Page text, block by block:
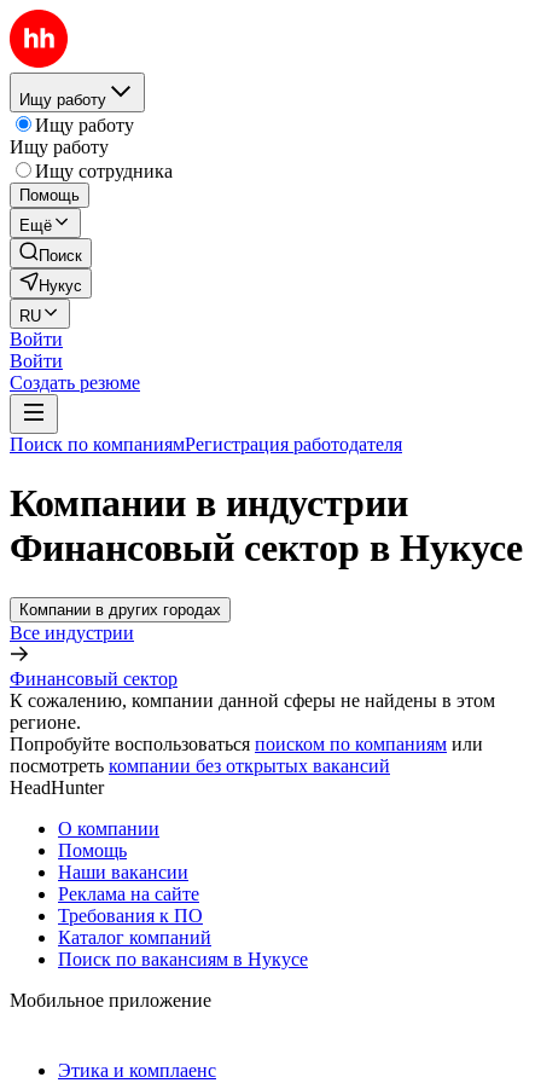
Ищу работу
Ищу работу
Ищу работу
Ищу сотрудника
Помощь
Ещё
Поиск
Нукус
RU
Войти
Войти
Создать резюме
Поиск по компаниямРегистрация работодателя
Компании в индустрии
Финансовый сектор в Нукусе
Компании в других городах
Все индустрии
Финансовый сектор
К сожалению, компании данной сферы не найдены в этом
регионе.
Попробуйте воспользоваться поиском по компаниям или
посмотреть компании без открытых вакансий
HeadHunter
О компании
Помощь
Наши вакансии
Реклама на сайте
Требования к ПО
Каталог компаний
Поиск по вакансиям в Нукусе
Мобильное приложение
Этика и комплаенс